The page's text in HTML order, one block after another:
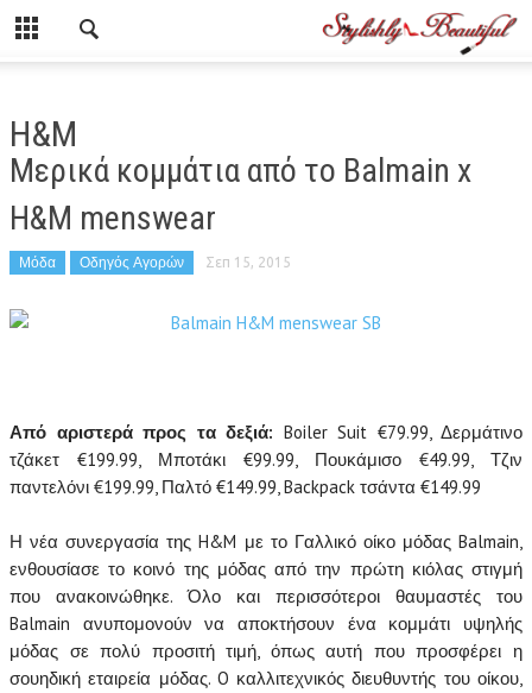
Η&Μ
Μερικά κομμάτια από το Balmain x
H&M menswear
Μόδα Οδηγός Αγορών Σεπ 15, 2015
Από αριστερά προς τα δεξιά: Boiler Suit €79.99, Δερμάτινο
τζάκετ €199.99, Μποτάκι €99.99, Πουκάμισο €49.99, Τζιν
παντελόνι €199.99, Παλτό €149.99, Backpack τσάντα €149.99
Η νέα συνεργασία της H&M με το Γαλλικό οίκο μόδας Balmain,
ενθουσίασε το κοινό της μόδας από την πρώτη κιόλας στιγμή
που ανακοινώθηκε. Όλο και περισσότεροι θαυμαστές του
Balmain ανυπομονούν να αποκτήσουν ένα κομμάτι υψηλής
μόδας σε πολύ προσιτή τιμή, όπως αυτή που προσφέρει η
σουηδική εταιρεία μόδας. O καλλιτεχνικός διευθυντής του οίκου,